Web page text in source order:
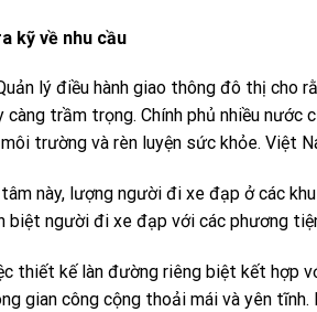
kỹ về nhu cầu
lý điều hành giao thông đô thị cho
càng trầm trọng. Chính phủ nhiều
môi trường và rèn luyện sức khỏe. Việt
này, lượng người đi xe đạp ở các
biệt người đi xe đạp với các phương
thiết kế làn đường riêng biệt kết hợp
gian công cộng thoải mái và yên